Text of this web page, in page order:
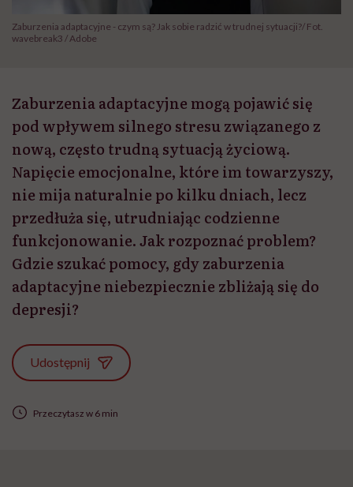
Zaburzenia adaptacyjne - czym są? Jak sobie radzić w trudnej sytuacji?/ Fot.
wavebreak3 / Adobe
Zaburzenia adaptacyjne mogą pojawić się
pod wpływem silnego stresu związanego z
nową, często trudną sytuacją życiową.
Napięcie emocjonalne, które im towarzyszy,
nie mija naturalnie po kilku dniach, lecz
przedłuża się, utrudniając codzienne
funkcjonowanie. Jak rozpoznać problem?
Gdzie szukać pomocy, gdy zaburzenia
adaptacyjne niebezpiecznie zbliżają się do
depresji?
Udostępnij
Przeczytasz w 6 min